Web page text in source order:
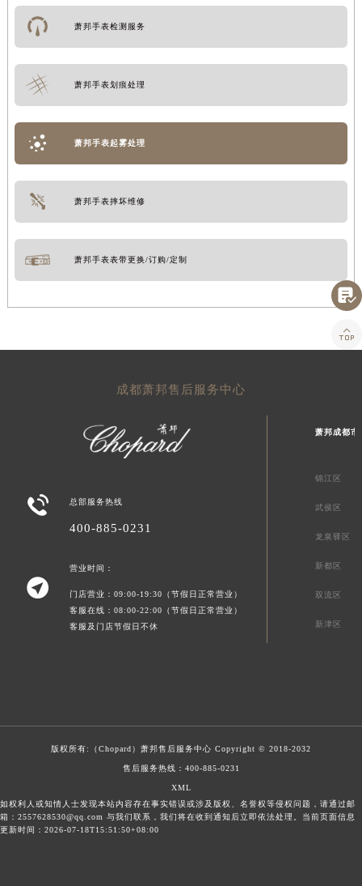
萧邦手表检测服务
萧邦手表划痕处理
萧邦手表起雾处理
萧邦手表摔坏维修
萧邦手表表带更换/订购/定制
成都萧邦售后服务中心
 总部服务热线
400-885-0231

营业时间：
门店营业：09:00-19:30（节假日正常营业）
客服在线：08:00-22:00（节假日正常营业）
客服及门店节假日不休
萧邦成都市
锦江区
武侯区
龙泉驿区
新都区
双流区
新津区
版权所有:（Chopard） 萧邦售后服务中心 Copyright © 2018-2032
售后服务热线： 400-885-0231
XML
如权利人或知情人士发现本站内容存在事实错误或涉及版权、名誉权等侵权问题，请通过邮
箱：2557628530@qq.com 与我们联系，我们将在收到通知后立即依法处理。当前页面信息
更新时间：2026-07-18T15:51:50+08:00

